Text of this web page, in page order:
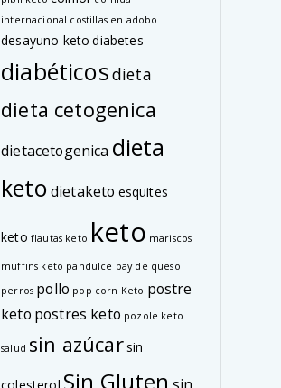
internacional costillas en adobo
desayuno keto diabetes
diabéticosdieta
dieta cetogenica
dietacetogenica dieta
keto dietaketo esquites
keto flautas keto keto mariscos
muffins keto pandulce pay de queso
perros pollo pop corn Keto postre
keto postres keto pozole keto
salud sin azúcarsin
colesterol Sin Gluten sin